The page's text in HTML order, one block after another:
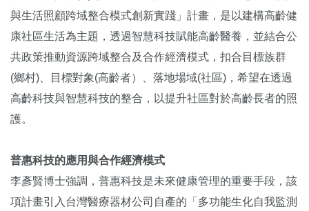
與生活照顧跨域整合模式創新實踐」計畫，是以建構高齡健
康社區生活為主題，透過智慧科技賦能高齡醫養，並結合公
共政策推動資源跨域整合及合作經濟模式，扣合目標族群
(鄉村)、目標對象(高齡者）、落地場域(社區)，希望在透過
高齡科技與智慧科技的整合，以提升社區對於高齡長者的照
護。
普惠科技的應用與合作經濟模式
李彥賢博士強調，普惠科技是未來健康管理的重要手段，該
項計畫引入台灣醫療器材公司自產的「多功能生化自我監測